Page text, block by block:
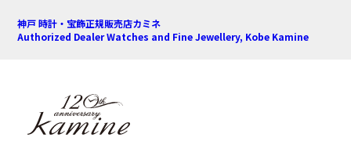
神戸 時計・宝飾正規販売店カミネ
Authorized Dealer Watches and Fine Jewellery, Kobe Kamine